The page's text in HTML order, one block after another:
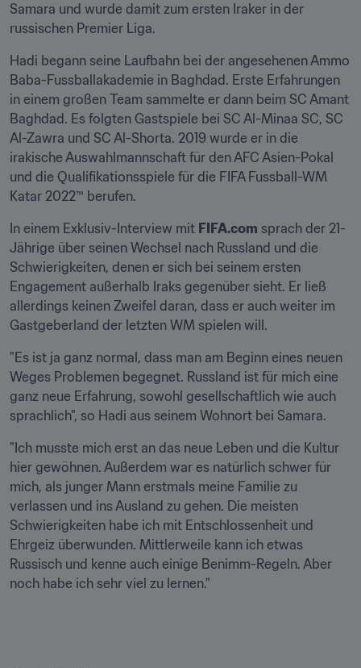
Samara und wurde damit zum ersten Iraker in der
russischen Premier Liga.
Hadi begann seine Laufbahn bei der angesehenen Ammo
Baba-Fussballakademie in Baghdad. Erste Erfahrungen
in einem großen Team sammelte er dann beim SC Amant
Baghdad. Es folgten Gastspiele bei SC Al-Minaa SC, SC
Al-Zawra und SC Al-Shorta. 2019 wurde er in die
irakische Auswahlmannschaft für den AFC Asien-Pokal
und die Qualifikationsspiele für die FIFA Fussball-WM
Katar 2022™ berufen.
In einem Exklusiv-Interview mit FIFA.com sprach der 21-
Jährige über seinen Wechsel nach Russland und die
Schwierigkeiten, denen er sich bei seinem ersten
Engagement außerhalb Iraks gegenüber sieht. Er ließ
allerdings keinen Zweifel daran, dass er auch weiter im
Gastgeberland der letzten WM spielen will.
"Es ist ja ganz normal, dass man am Beginn eines neuen
Weges Problemen begegnet. Russland ist für mich eine
ganz neue Erfahrung, sowohl gesellschaftlich wie auch
sprachlich", so Hadi aus seinem Wohnort bei Samara.
"Ich musste mich erst an das neue Leben und die Kultur
hier gewöhnen. Außerdem war es natürlich schwer für
mich, als junger Mann erstmals meine Familie zu
verlassen und ins Ausland zu gehen. Die meisten
Schwierigkeiten habe ich mit Entschlossenheit und
Ehrgeiz überwunden. Mittlerweile kann ich etwas
Russisch und kenne auch einige Benimm-Regeln. Aber
noch habe ich sehr viel zu lernen."